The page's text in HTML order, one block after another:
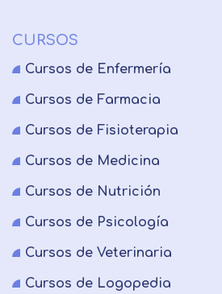
CURSOS
Cursos de Enfermería
Cursos de Farmacia
Cursos de Fisioterapia
Cursos de Medicina
Cursos de Nutrición
Cursos de Psicología
Cursos de Veterinaria
Cursos de Logopedia